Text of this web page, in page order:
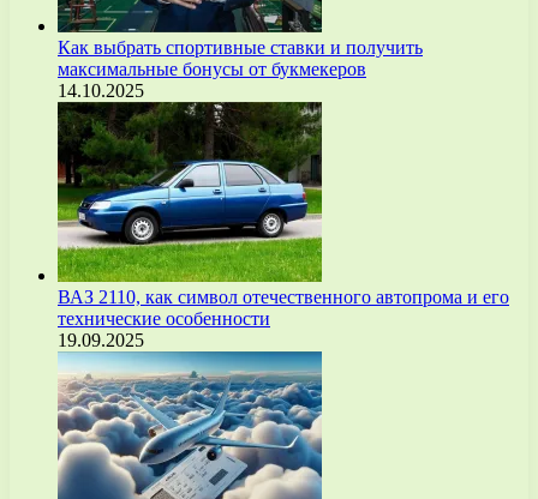
Как выбрать спортивные ставки и получить
максимальные бонусы от букмекеров
14.10.2025
ВАЗ 2110, как символ отечественного автопрома и его
технические особенности
19.09.2025